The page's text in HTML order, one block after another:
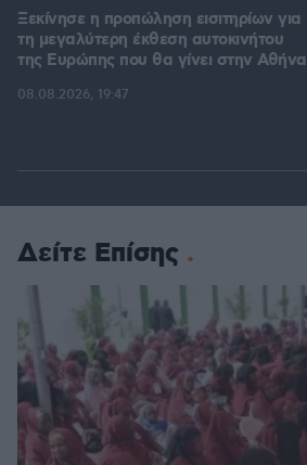
Ξεκίνησε η προπώληση εισιτηρίων για
τη μεγαλύτερη έκθεση αυτοκινήτου
της Ευρώπης που θα γίνει στην Αθήνα
08.08.2026, 19:47
Δείτε Επίσης